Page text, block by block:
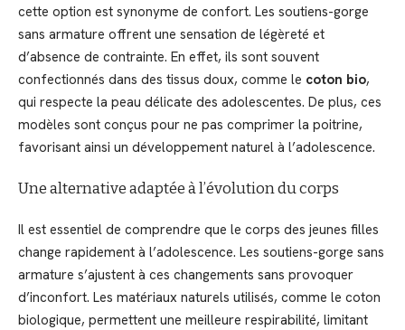
cette option est synonyme de confort. Les soutiens-gorge
sans armature offrent une sensation de légèreté et
d’absence de contrainte. En effet, ils sont souvent
confectionnés dans des tissus doux, comme le coton bio,
qui respecte la peau délicate des adolescentes. De plus, ces
modèles sont conçus pour ne pas comprimer la poitrine,
favorisant ainsi un développement naturel à l’adolescence.
Une alternative adaptée à l’évolution du corps
Il est essentiel de comprendre que le corps des jeunes filles
change rapidement à l’adolescence. Les soutiens-gorge sans
armature s’ajustent à ces changements sans provoquer
d’inconfort. Les matériaux naturels utilisés, comme le coton
biologique, permettent une meilleure respirabilité, limitant